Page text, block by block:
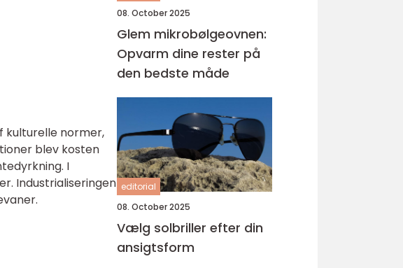
kulturelle normer,
blev kosten
I
Industrialiseringen
08. October 2025
Glem mikrobølgeovnen:
Opvarm dine rester på
den bedste måde
editorial
08. October 2025
Vælg solbriller efter din
ansigtsform